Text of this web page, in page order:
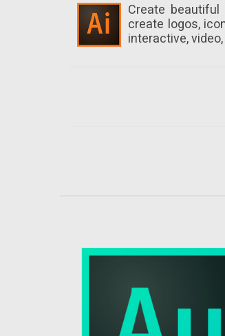
Create
create logos,
interactive,